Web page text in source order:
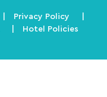
Privacy Policy
Hotel Policies